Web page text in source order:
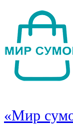
«Мир